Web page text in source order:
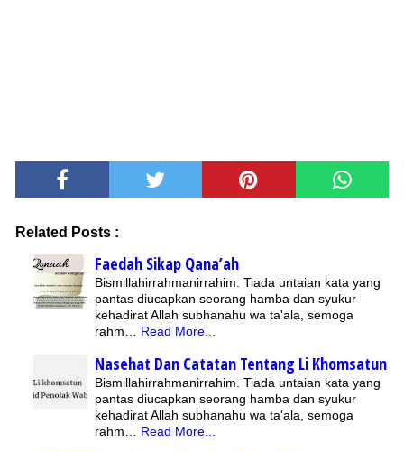
Related Posts :
Faedah Sikap Qana’ah
Bismillahirrahmanirrahim. Tiada untaian kata yang
pantas diucapkan seorang hamba dan syukur
kehadirat Allah subhanahu wa ta'ala, semoga
rahm… Read More...
Nasehat Dan Catatan Tentang Li Khomsatun
Bismillahirrahmanirrahim. Tiada untaian kata yang
pantas diucapkan seorang hamba dan syukur
kehadirat Allah subhanahu wa ta'ala, semoga
rahm… Read More...